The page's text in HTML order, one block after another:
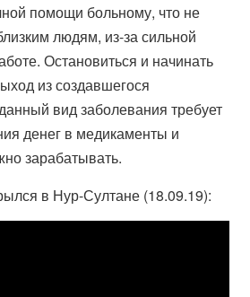
помощи больному, что не
людям, из-за сильной
Остановиться и начинать
из создавшегося
вид заболевания требует
денег в медикаменты и
зарабатывать.
в Нур-Султане (18.09.19):